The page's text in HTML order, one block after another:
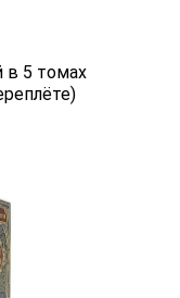
в 5 томах